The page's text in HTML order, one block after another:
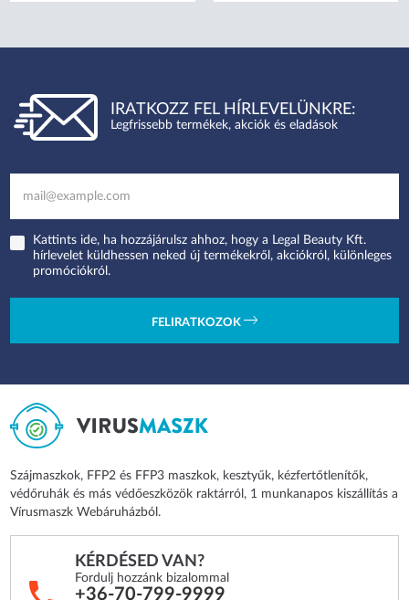
IRATKOZZ FEL HÍRLEVELÜNKRE:
Legfrissebb termékek, akciók és eladások
Kattints ide, ha hozzájárulsz ahhoz, hogy a Legal Beauty Kft.
hírlevelet küldhessen neked új termékekről, akciókról, különleges
promóciókról.
FELIRATKOZOK
Szájmaszkok, FFP2 és FFP3 maszkok, kesztyűk, kézfertőtlenítők,
védőruhák és más védőeszközök raktárról, 1 munkanapos kiszállítás a
Vírusmaszk Webáruházból.
KÉRDÉSED VAN?
Fordulj hozzánk bizalommal
+36-70-799-9999